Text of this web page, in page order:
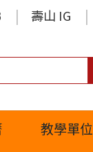
壽山 IG
教學單位